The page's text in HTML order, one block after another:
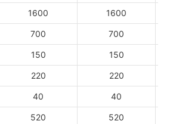
1600 1600
700 700
150 150
220 220
40 40
520 520